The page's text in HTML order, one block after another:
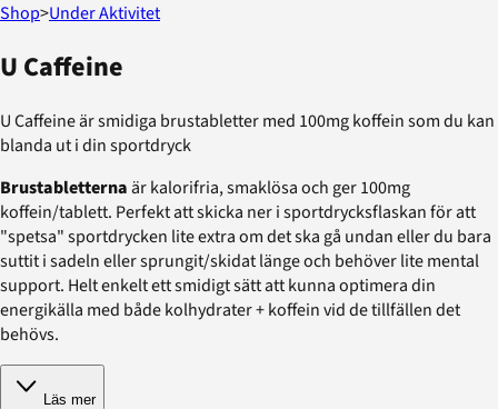
Shop>Under Aktivitet
U Caffeine
U Caffeine är smidiga brustabletter med 100mg koffein som du kan
blanda ut i din sportdryck
Brustabletternaär kalorifria, smaklösa och ger 100mg
koffein/tablett. Perfekt att skicka ner i sportdrycksflaskan för att
"spetsa" sportdrycken lite extra om det ska gå undan eller du bara
suttit i sadeln eller sprungit/skidat länge och behöver lite mental
support. Helt enkelt ett smidigt sätt att kunna optimera din
energikälla med både kolhydrater + koffein vid de tillfällen det
behövs.
Läs mer